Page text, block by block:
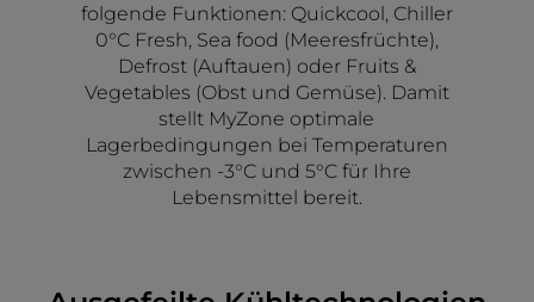
folgende Funktionen: Quickcool, Chiller
0°C Fresh, Sea food (Meeresfrüchte),
Defrost (Auftauen) oder Fruits &
Vegetables (Obst und Gemüse). Damit
stellt MyZone optimale
Lagerbedingungen bei Temperaturen
zwischen -3°C und 5°C für Ihre
Lebensmittel bereit.